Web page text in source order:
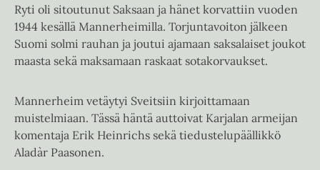
Ryti oli sitoutunut Saksaan ja hänet korvattiin vuoden
1944 kesällä Mannerheimilla. Torjuntavoiton jälkeen
Suomi solmi rauhan ja joutui ajamaan saksalaiset joukot
maasta sekä maksamaan raskaat sotakorvaukset.
Mannerheim vetäytyi Sveitsiin kirjoittamaan
muistelmiaan. Tässä häntä auttoivat Karjalan armeijan
komentaja Erik Heinrichs sekä tiedustelupäällikkö
Aladàr Paasonen.